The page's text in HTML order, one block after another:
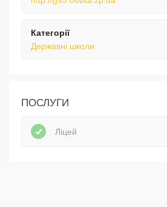
Категорії
Державні школи
ПОСЛУГИ
Ліцей